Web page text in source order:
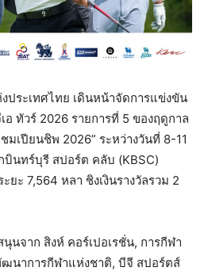
ระเทศไทย เดินหน้าจัดการแข่งขัน
ทัวร์ 2026 รายการที่ 5 ของฤดูกาล
มเปียนชิพ 2026” ระหว่างวันที่ 8-11
นทร์บุรี สปอร์ต คลับ (KBSC)
ยะ 7,564 หลา ชิงเงินรางวัลรวม 2
นจาก สิงห์ คอร์เปอเรชั่น, การกีฬา
นาการกีฬาแห่งชาติ, บีจี สปอร์ตส์